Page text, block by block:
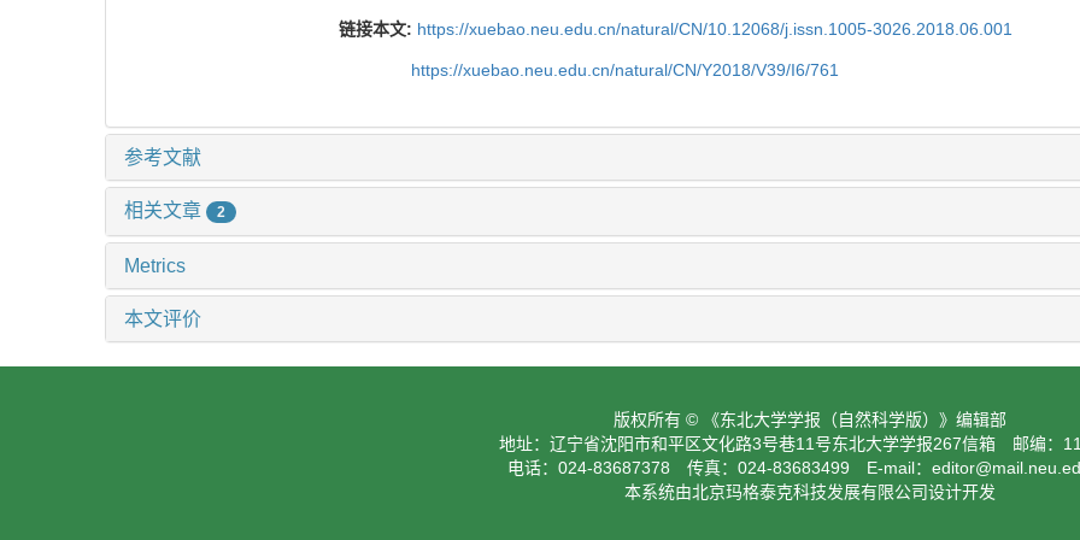
链接本文: https://xuebao.neu.edu.cn/natural/CN/10.12068/j.issn.1005-3026.2018.06.001
https://xuebao.neu.edu.cn/natural/CN/Y2018/V39/I6/761
参考文献
相关文章 2
Metrics
本文评价
版权所有 © 《东北大学学报（自然科学版）》编辑部
地址：辽宁省沈阳市和平区文化路3号巷11号东北大学学报267信箱 邮编：
电话：024-83687378 传真：024-83683499 E-mail：
本系统由北京玛格泰克科技发展有限公司设计开发